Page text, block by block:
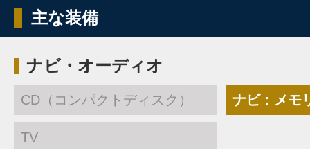
主な装備
ナビ・オーディオ
CD（コンパクトディスク） ナビ：メモ
TV